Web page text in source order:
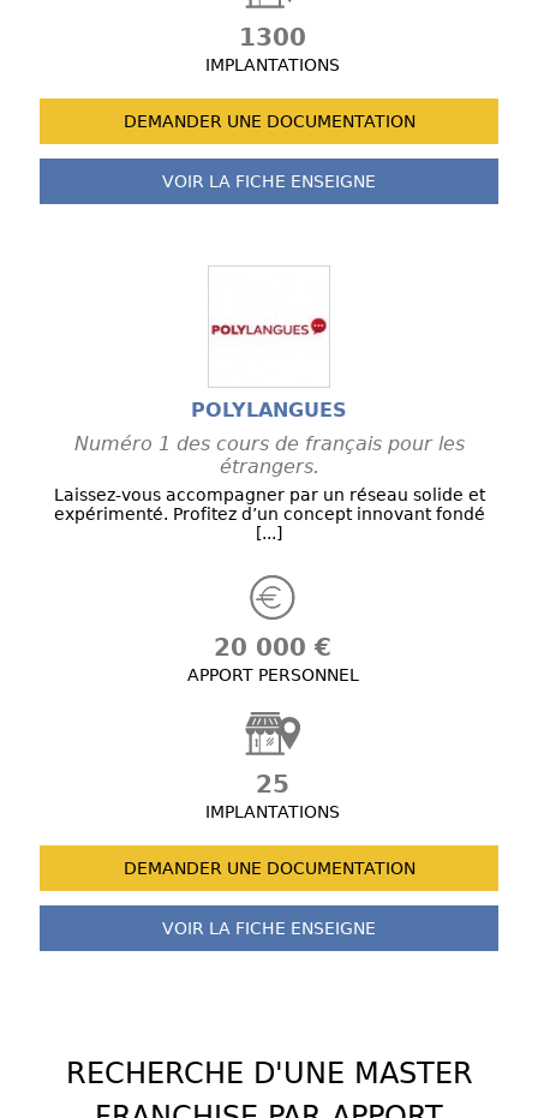
1300
IMPLANTATIONS
DEMANDER UNE DOCUMENTATION
VOIR LA FICHE ENSEIGNE
POLYLANGUES
Numéro 1 des cours de français pour les
étrangers.
Laissez-vous accompagner par un réseau solide et
expérimenté. Profitez d’un concept innovant fondé
[...]
20 000 €
APPORT PERSONNEL
25
IMPLANTATIONS
DEMANDER UNE DOCUMENTATION
VOIR LA FICHE ENSEIGNE
RECHERCHE D'UNE MASTER